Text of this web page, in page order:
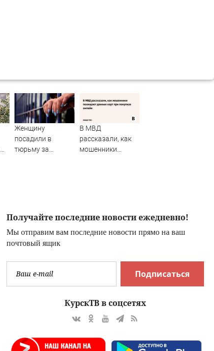
Женщину
посадили в
тюрьму за
В МВД
рассказали, как
мошенники
Получайте последние новости ежедневно!
Мы отправим вам последние новости прямо на ваш
почтовый ящик
Подписаться
КурскТВ в соцсетях